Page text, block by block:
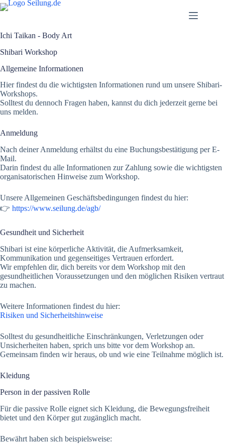
Skip
to
Ichi Taikan - Body Art
Shibari Workshop
Allgemeine Informationen
Hier findest du die wichtigsten Informationen rund um unsere Shibari-
Workshops.
Solltest du dennoch Fragen haben, kannst du dich jederzeit gerne bei
uns melden.
Anmeldung
Nach deiner Anmeldung erhältst du eine Buchungsbestätigung per E-
Mail.
Darin findest du alle Informationen zur Zahlung sowie die wichtigsten
organisatorischen Hinweise zum Workshop.
Unsere Allgemeinen Geschäftsbedingungen findest du hier:
👉 https://www.seilung.de/agb/
Gesundheit und Sicherheit
Shibari ist eine körperliche Aktivität, die Aufmerksamkeit,
Kommunikation und gegenseitiges Vertrauen erfordert.
Wir empfehlen dir, dich bereits vor dem Workshop mit den
gesundheitlichen Voraussetzungen und den möglichen Risiken vertraut
zu machen.
Weitere Informationen findest du hier:
Risiken und Sicherheitshinweise
Solltest du gesundheitliche Einschränkungen, Verletzungen oder
Unsicherheiten haben, sprich uns bitte vor dem Workshop an.
Gemeinsam finden wir heraus, ob und wie eine Teilnahme möglich ist.
Kleidung
Person in der passiven Rolle
Für die passive Rolle eignet sich Kleidung, die Bewegungsfreiheit
bietet und den Körper gut zugänglich macht.
Bewährt haben sich beispielsweise: